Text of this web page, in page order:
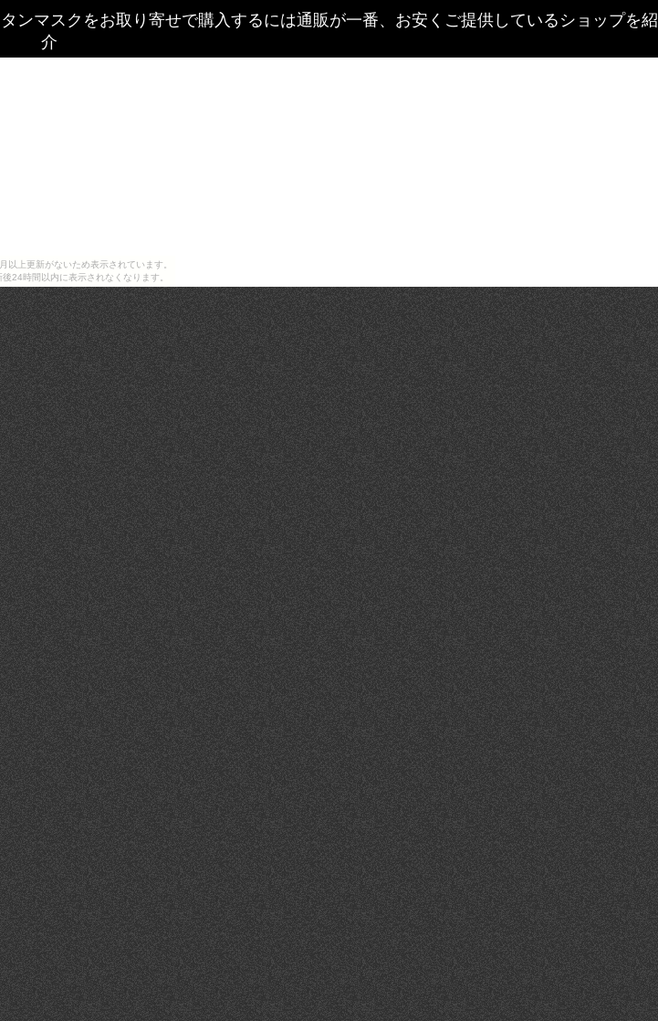
以上更新がないため表示されています。
24時間以内に表示されなくなります。
ンマスクをお取り寄せで購入するには通販が一番、お安くご提供しているショップを紹
介